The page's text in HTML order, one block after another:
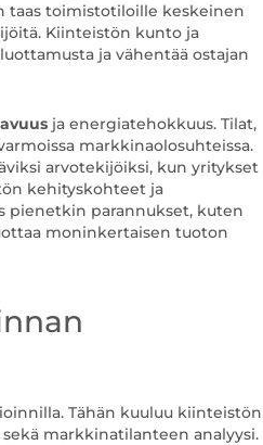
taas toimistotiloille keskeinen
Kiinteistön kunto ja
ja vähentää ostajan
ja energiatehokkuus. Tilat,
markkinaolosuhteissa.
arvotekijöiksi, kun yritykset
kehityskohteet ja
pienetkin parannukset, kuten
moninkertaisen tuoton
Tähän kuuluu kiinteistön
markkinatilanteen analyysi.